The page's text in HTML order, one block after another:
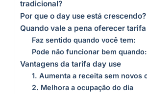
tradicional?
Por que o day use está crescendo?
Quando vale a pena oferecer
Faz sentido quando você tem:
Pode não funcionar bem quando:
Vantagens da tarifa day use
1. Aumenta a receita sem novos
2. Melhora a ocupação do dia